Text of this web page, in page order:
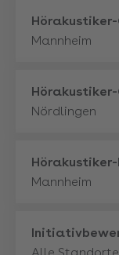
Mehr
Mannheim
Mehr
Nördlingen
Mehr
Mannheim
Mehr